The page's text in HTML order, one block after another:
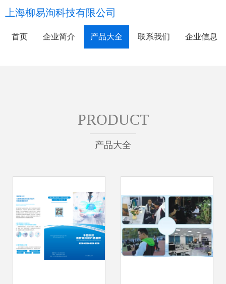
上海柳易洵科技有限公司
首页 企业简介 产品大全 联系我们 企业信息
PRODUCT
产品大全